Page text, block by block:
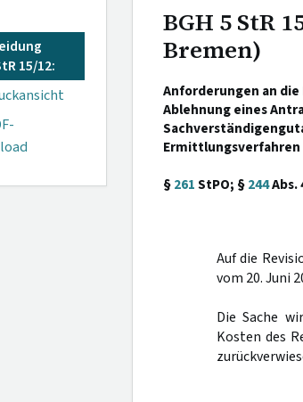
15/12:
BGH 5 StR
Bremen)
Anforderungen an
Ablehnung eines
§261StPO; §244Abs.
Auf die
vom 20. Juni
Die Sache
Kosten des